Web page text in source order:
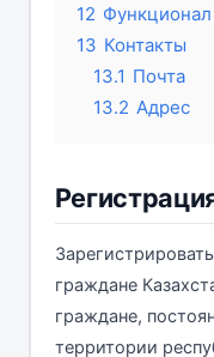
12
13 Контакты
13.1 Почта
13.2 Адрес
граждане
граждане,
территории